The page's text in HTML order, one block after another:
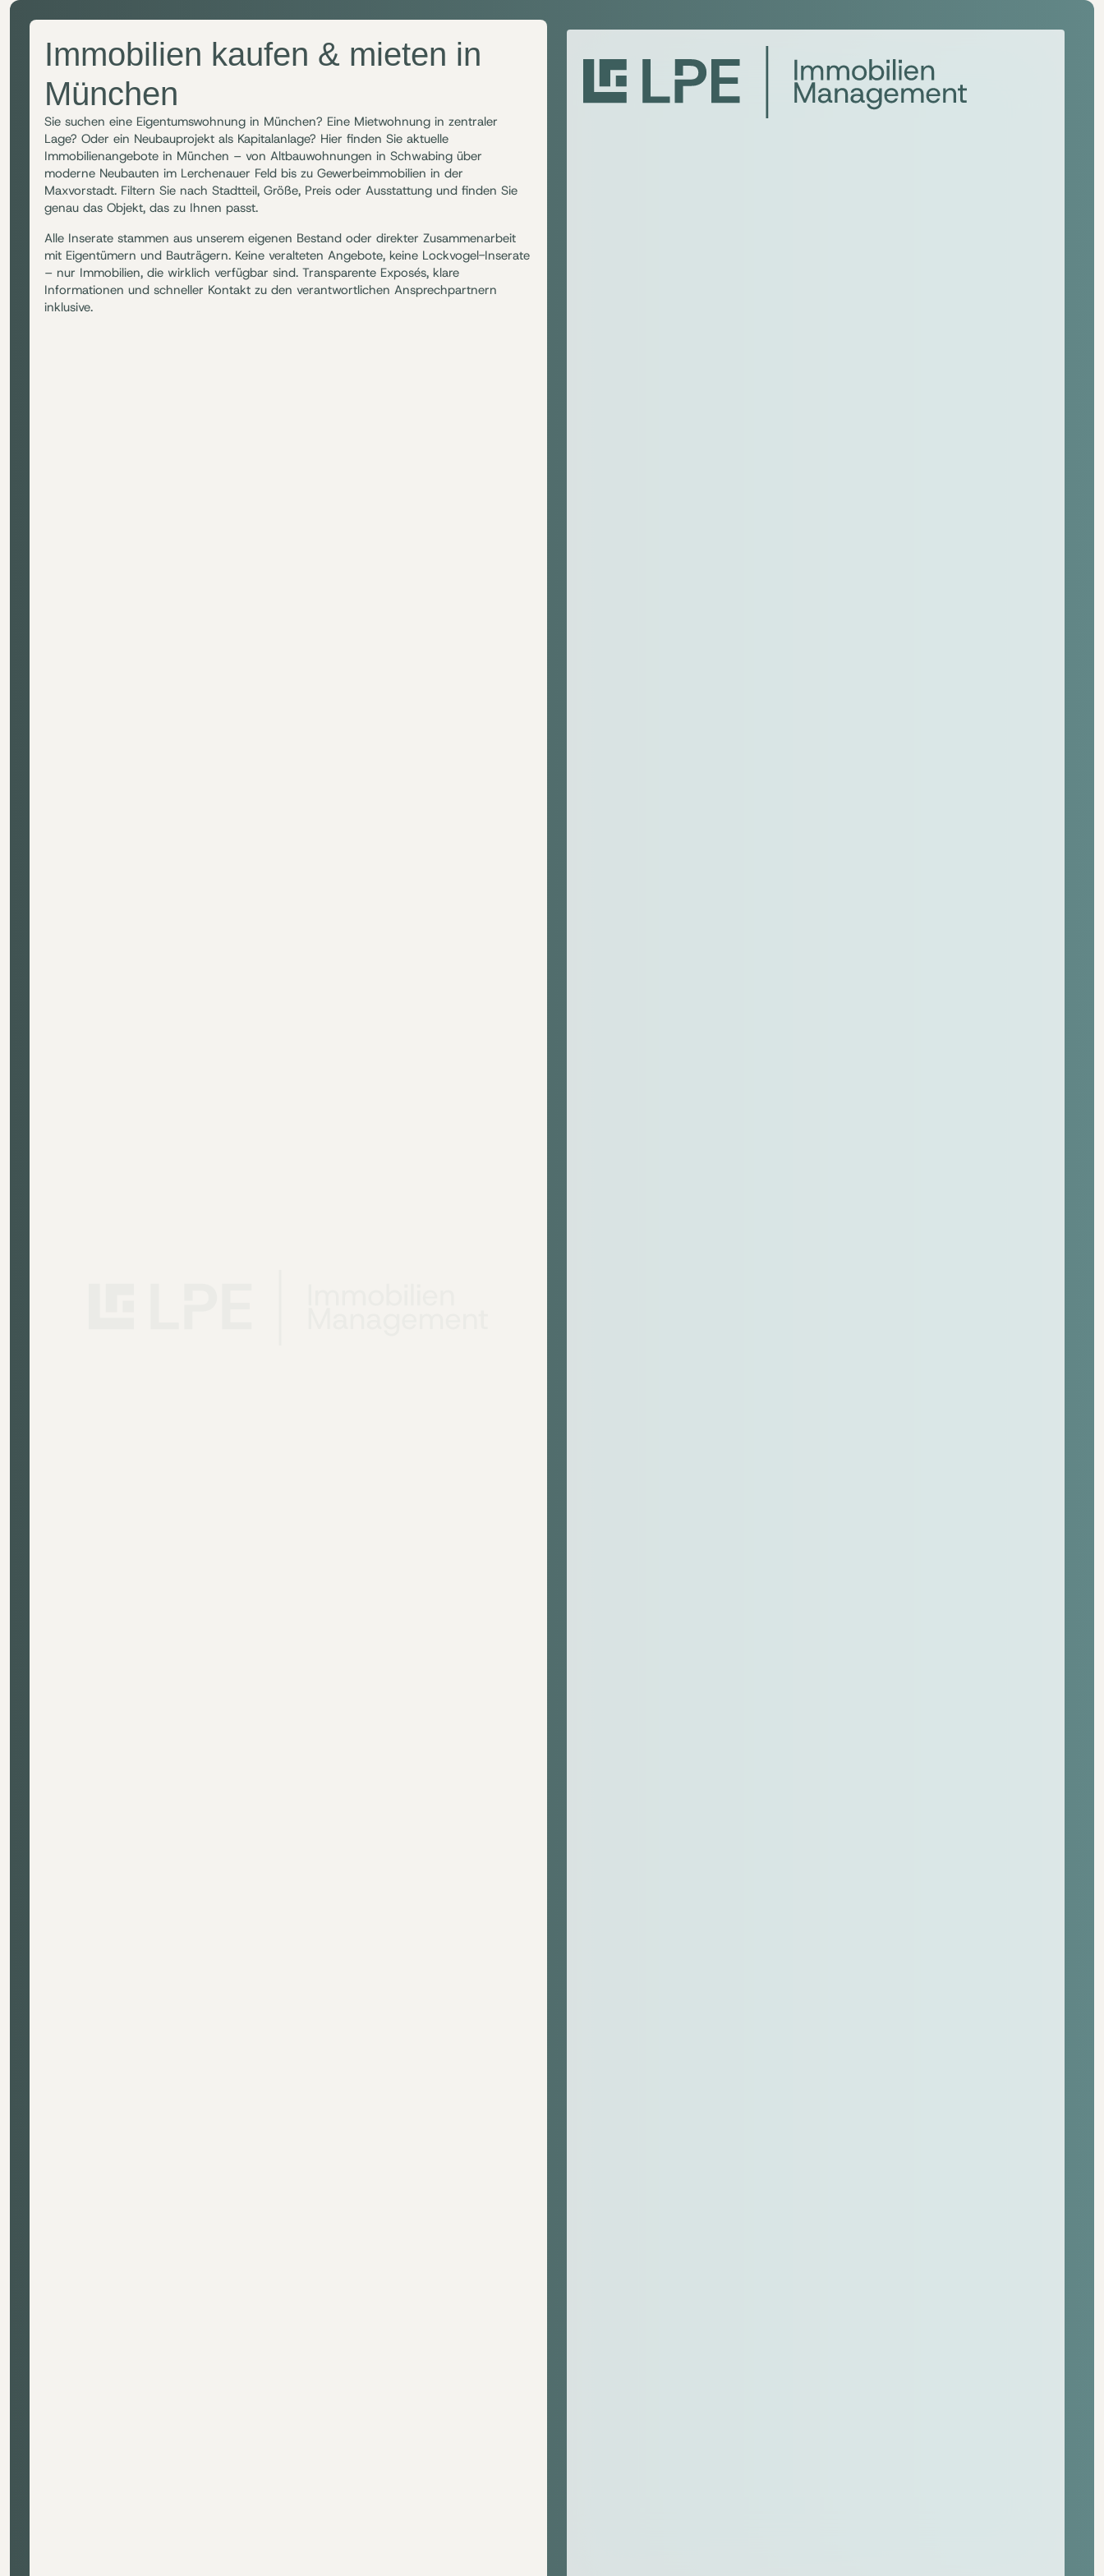
Immobilien kaufen & mieten in
München
Sie suchen eine Eigentumswohnung in München? Eine Mietwohnung in zentraler
Lage? Oder ein Neubauprojekt als Kapitalanlage? Hier finden Sie aktuelle
Immobilienangebote in München – von Altbauwohnungen in Schwabing über
moderne Neubauten im Lerchenauer Feld bis zu Gewerbeimmobilien in der
Maxvorstadt. Filtern Sie nach Stadtteil, Größe, Preis oder Ausstattung und finden Sie
genau das Objekt, das zu Ihnen passt.
Alle Inserate stammen aus unserem eigenen Bestand oder direkter Zusammenarbeit
mit Eigentümern und Bauträgern. Keine veralteten Angebote, keine Lockvogel-Inserate
– nur Immobilien, die wirklich verfügbar sind. Transparente Exposés, klare
Informationen und schneller Kontakt zu den verantwortlichen Ansprechpartnern
inklusive.